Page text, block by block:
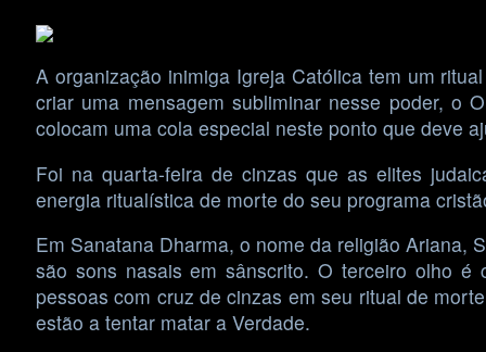
A organização inimiga Igreja Católica tem um
criar uma mensagem subliminar nesse poder, o
colocam uma cola especial neste ponto que deve
Foi na quarta-feira de cinzas que as elites
energia ritualística de morte do seu programa
Em Sanatana Dharma, o nome da religião Ariana,
são sons nasais em sânscrito. O terceiro olho
pessoas com cruz de cinzas em seu ritual de
estão a tentar matar a Verdade.